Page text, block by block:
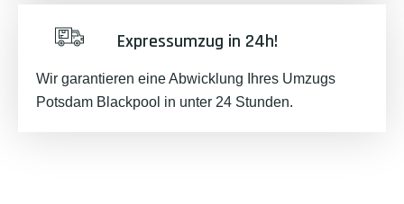
Expressumzug in 24h!
Wir garantieren eine Abwicklung Ihres Umzugs
Potsdam Blackpool in unter 24 Stunden.